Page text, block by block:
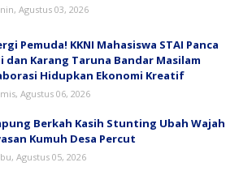
Agustus 03, 2026
Pemuda! KKNI Mahasiswa STAI Panca
dan Karang Taruna Bandar Masilam
Hidupkan Ekonomi Kreatif
Agustus 06, 2026
Berkah Kasih Stunting Ubah Wajah
Kumuh Desa Percut
Agustus 05, 2026